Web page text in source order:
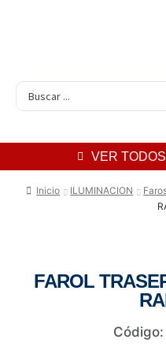
VER
Inicio ILUMINACION
FAROL